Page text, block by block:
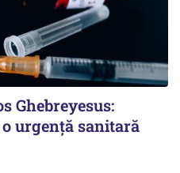
Ghebreyesus:
o urgenţă sanitară